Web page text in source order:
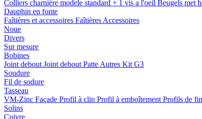
Colliers charnière modele standard + 1 vis a l'oeil Beugels met
Dauphin en fonte
Faîtières et accessoires Faîtières Accessoires
Noue
Divers
Sur mesure
Bobines
Joint debout Joint debout Patte Autres Kit G3
Soudure
Fil de sodure
Tasseau
VM-Zinc Façade Profil à clin Profil à emboîtement Profils de
Solins
Cuivre